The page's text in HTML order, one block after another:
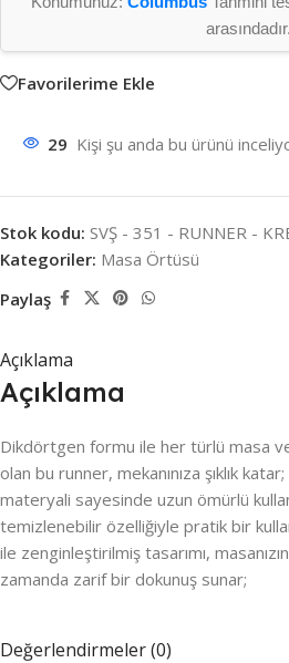
arasındadır.
Favorilerime Ekle
29 Kişi şu anda bu ürünü
Stok kodu: SVŞ - 351 - RUNNER -
Kategoriler: Masa Örtüsü
Paylaş
Açıklama
Açıklama
Dikdörtgen formu ile her türlü masa
olan bu runner, mekanınıza şıklık
materyali sayesinde uzun ömürlü
temizlenebilir özelliğiyle pratik bir
ile zenginleştirilmiş tasarımı,
zamanda zarif bir dokunuş sunar;
Değerlendirmeler (0)